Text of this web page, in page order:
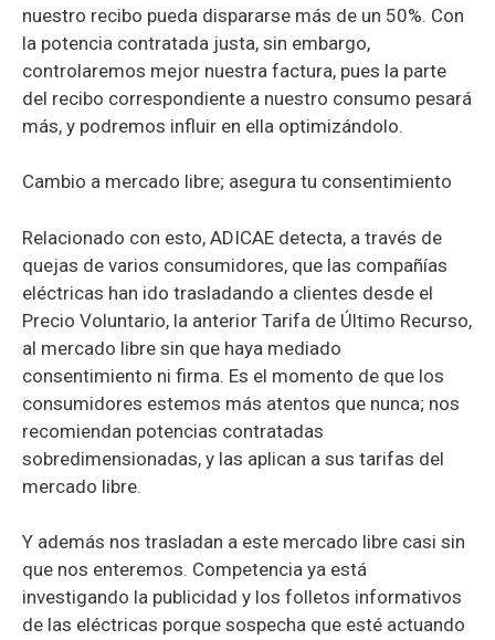
nuestro recibo pueda dispararse más de un 50%. Con
la potencia contratada justa, sin embargo,
controlaremos mejor nuestra factura, pues la parte
del recibo correspondiente a nuestro consumo pesará
más, y podremos influir en ella optimizándolo.
Cambio a mercado libre; asegura tu consentimiento
Relacionado con esto, ADICAE detecta, a través de
quejas de varios consumidores, que las compañías
eléctricas han ido trasladando a clientes desde el
Precio Voluntario, la anterior Tarifa de Último Recurso,
al mercado libre sin que haya mediado
consentimiento ni firma. Es el momento de que los
consumidores estemos más atentos que nunca; nos
recomiendan potencias contratadas
sobredimensionadas, y las aplican a sus tarifas del
mercado libre.
Y además nos trasladan a este mercado libre casi sin
que nos enteremos. Competencia ya está
investigando la publicidad y los folletos informativos
de las eléctricas porque sospecha que esté actuando